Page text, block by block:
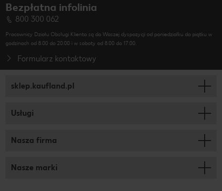
Bezpłatna infolinia
800 300 062
Pracownicy Działu Obsługi Klienta są do Waszej dyspozycji od poniedziałku do piątku w
godzinach od 8.00 do 20.00 i w soboty od 8.00 do 17.00.
Formularz kontaktowy
sklep.kaufland.pl
Usługi
Nasza firma
Nasze marki